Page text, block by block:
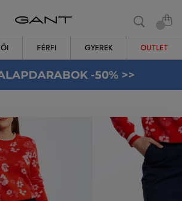
FÉRFI GYEREK OUTLET
-50% >>